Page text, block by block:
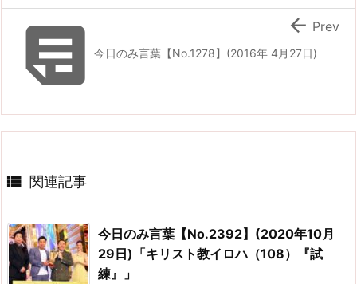
今日のみ言葉【No.1278】(2016年 4月27日)
 Prev
 関連記事
今日のみ言葉【No.2392】(2020年10月
29日)「キリスト教イロハ（108）『試
練』」